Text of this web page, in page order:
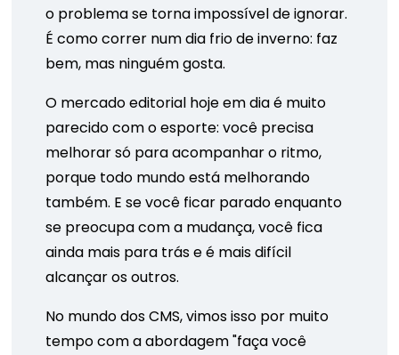
o problema se torna impossível de ignorar.
É como correr num dia frio de inverno: faz
bem, mas ninguém gosta.
O mercado editorial hoje em dia é muito
parecido com o esporte: você precisa
melhorar só para acompanhar o ritmo,
porque todo mundo está melhorando
também. E se você ficar parado enquanto
se preocupa com a mudança, você fica
ainda mais para trás e é mais difícil
alcançar os outros.
No mundo dos CMS, vimos isso por muito
tempo com a abordagem "faça você